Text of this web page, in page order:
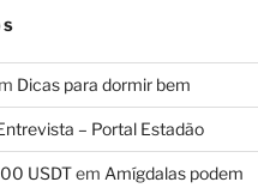
Dicas para dormir bem
– Portal Estadão
USDTem Amígdalas podem